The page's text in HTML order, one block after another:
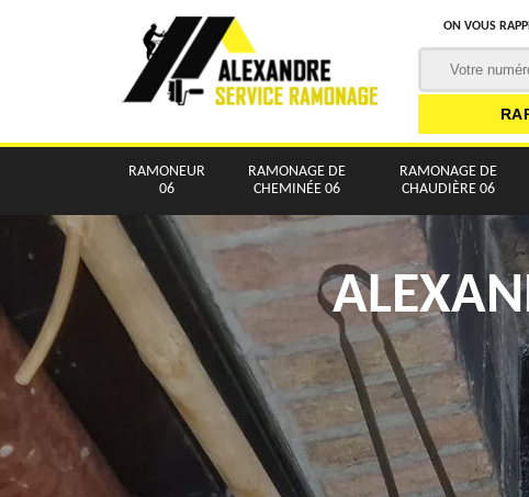
ON VOUS
RAMONEUR
06
RAMONAGE DE
CHEMINÉE 06
RAMONAGE DE
CHAUDIÈRE 06